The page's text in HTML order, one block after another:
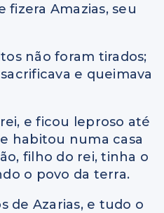
Amazias, seu
não foram tirados;
e queimava
e ficou leproso até
habitou numa casa
filho do rei, tinha o
o povo da terra.
de Azarias, e tudo o